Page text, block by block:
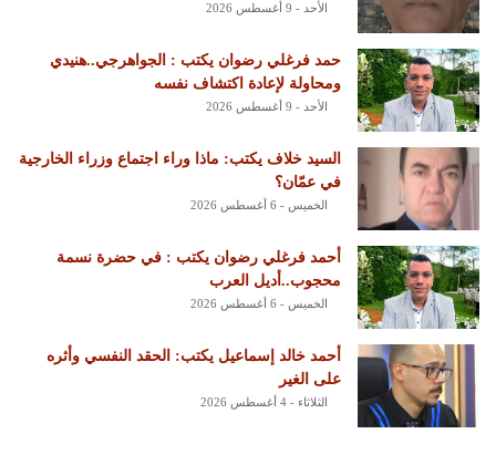
الأحد - 9 أغسطس 2026
حمد فرغلي رضوان يكتب : الجواهرجي..هنيدي
ومحاولة لإعادة اكتشاف نفسه
الأحد - 9 أغسطس 2026
السيد خلاف يكتب: ماذا وراء اجتماع وزراء الخارجية
في عمّان؟
الخميس - 6 أغسطس 2026
أحمد فرغلي رضوان يكتب : في حضرة نسمة
محجوب..أديل العرب
الخميس - 6 أغسطس 2026
أحمد خالد إسماعيل يكتب: الحقد النفسي وأثره
على الغير
الثلاثاء - 4 أغسطس 2026